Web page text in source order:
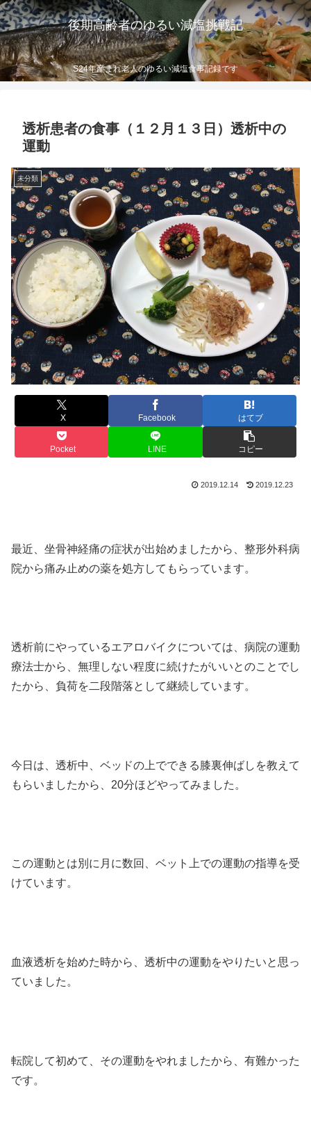
後期高齢者のゆるい減塩挑戦記
S24年産まれ老人のゆるい減塩食事記録です
透析患者の食事（１２月１３日）透析中の
運動
未分類
X Facebook はてブ
Pocket LINE コピー
2019.12.14 2019.12.23
最近、坐骨神経痛の症状が出始めましたから、整形外科病
院から痛み止めの薬を処方してもらっています。
透析前にやっているエアロバイクについては、病院の運動
療法士から、無理しない程度に続けたがいいとのことでし
たから、負荷を二段階落として継続しています。
今日は、透析中、ベッドの上でできる膝裏伸ばしを教えて
もらいましたから、20分ほどやってみました。
この運動とは別に月に数回、ベット上での運動の指導を受
けています。
血液透析を始めた時から、透析中の運動をやりたいと思っ
ていました。
転院して初めて、その運動をやれましたから、有難かった
です。